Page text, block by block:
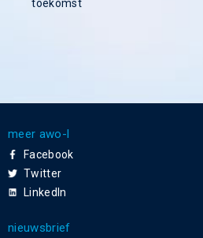
toekomst
meer awo-l
Facebook
Twitter
LinkedIn
nieuwsbrief